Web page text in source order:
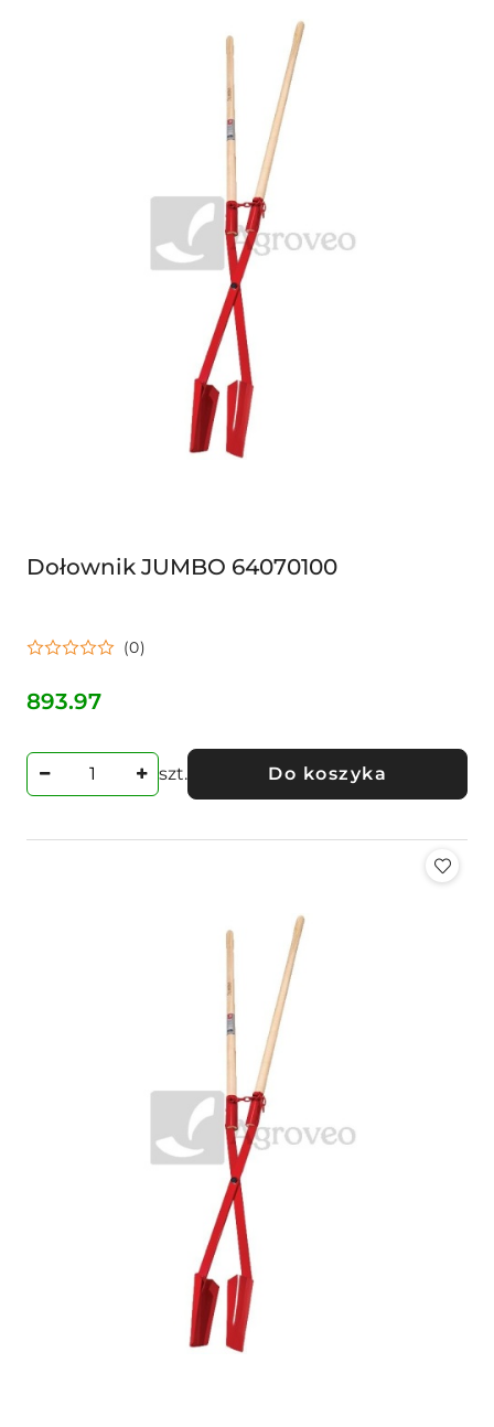
Dołownik JUMBO 64070100
(0)
Cena:
893.97
szt. Do koszyka